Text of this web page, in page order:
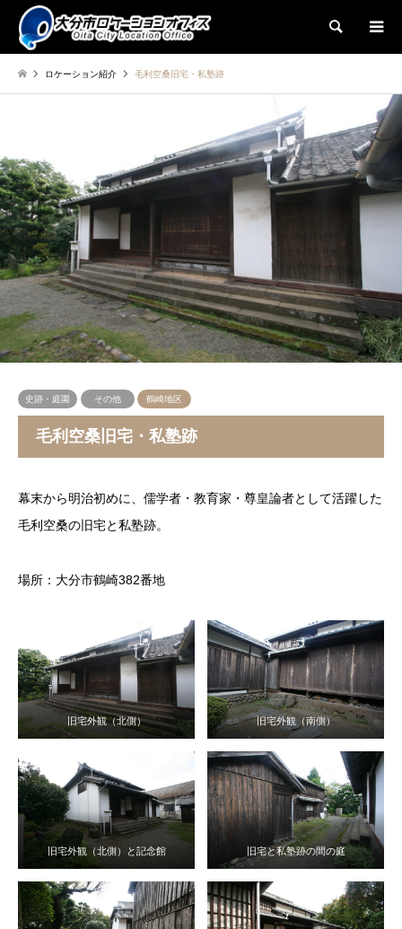
検索
ロケーション紹介 毛利空桑旧宅・私塾跡
史跡・庭園 その他 鶴崎地区
毛利空桑旧宅・私塾跡
幕末から明治初めに、儒学者・教育家・尊皇論者として活躍した
毛利空桑の旧宅と私塾跡。
場所：大分市鶴崎382番地
旧宅外観（北側） 旧宅外観（南側）
旧宅外観（北側）と記念館 旧宅と私塾跡の間の庭